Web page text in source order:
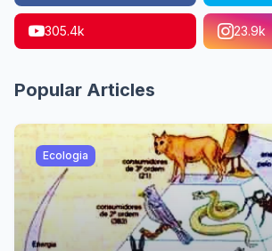
305.4k 23.9k
Popular Articles
Ecologia